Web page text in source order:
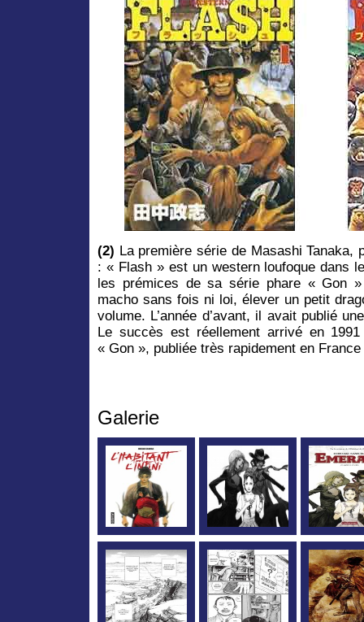
(2) La première série de Masashi Tanaka,
: « Flash » est un western loufoque dans
les prémices de sa série phare « Gon
macho sans fois ni loi, élever un petit
volume. L’année d’avant, il avait publié
Le succès est réellement arrivé en
« Gon », publiée très rapidement en
Galerie